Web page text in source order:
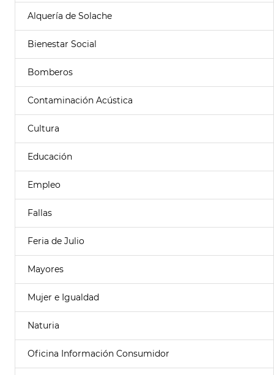
Alquería de Solache
Bienestar Social
Bomberos
Contaminación Acústica
Cultura
Educación
Empleo
Fallas
Feria de Julio
Mayores
Mujer e Igualdad
Naturia
Oficina Información Consumidor